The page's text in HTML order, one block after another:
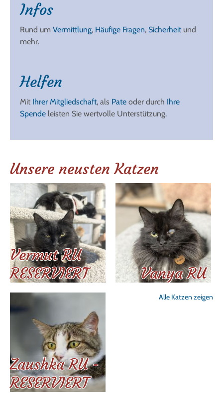
Infos
Rund um Vermittlung, Häufige Fragen, Sicherheitund
mehr.
Helfen
Mit Ihrer Mitgliedschaft, als Pate oder durch Ihre
Spende leisten Sie wertvolle Unterstützung.
Unsere neusten Katzen
Vermut RU
RESERVIERT
Vanya RU
Zaushka RU -
RESERVIERT
Alle Katzen zeigen